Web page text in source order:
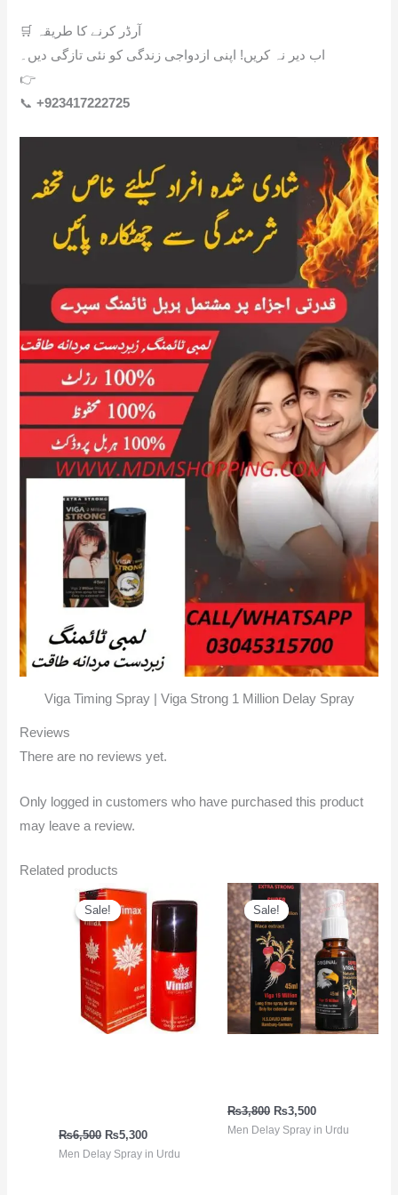
🛒 آرڈر کرنے کا طریقہ
اب دیر نہ کریں! اپنی ازدواجی زندگی کو نئی تازگی دیں۔
👉
📞+923417222725
Viga Timing Spray | Viga Strong 1 Million Delay Spray
Reviews
There are no reviews yet.
Only logged in customers who have purchased this product
may leave a review.
Related products
Sale!
Sale!
₨6,500
Original
price
was:
₨6,500.
₨5,300
Current
price
is:
₨5,300.
Men Delay Spray in Urdu
Sale!
Sale!
₨3,800
Original
price
was:
₨3,800.
₨3,500
Current
price
is:
₨3,500.
Men Delay Spray in Urdu